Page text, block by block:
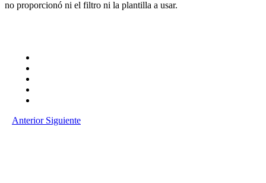
no proporcionó ni el filtro ni la plantilla a usar.
Anterior Siguiente